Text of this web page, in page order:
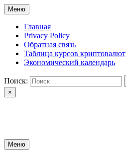
Перейти
к
содержимому
Меню
Главная
Privacy Policy
Обратная связь
Таблица курсов криптовалют
Экономический календарь
Поиск:
×
Меню